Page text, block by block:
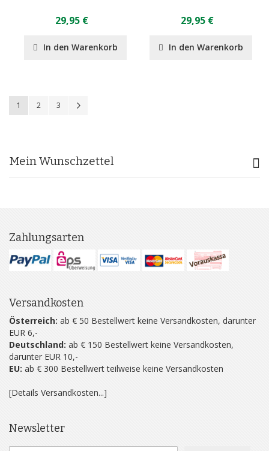
29,95 €
In den Warenkorb
29,95 €
In den Warenkorb
Sie lesen gerade Seite
1 Seite
2 Seite
3
Mein Wunschzettel
Zahlungsarten
Versandkosten
Österreich: ab € 50 Bestellwert keine Versandkosten, darunter
EUR 6,-
Deutschland: ab € 150 Bestellwert keine Versandkosten,
darunter EUR 10,-
EU: ab € 300 Bestellwert teilweise keine Versandkosten
[Details Versandkosten...]
Newsletter